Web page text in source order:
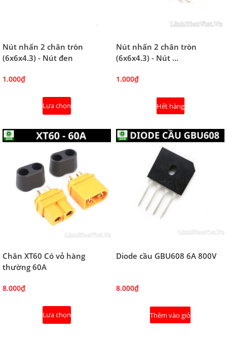
Nút nhấn 2 chân tròn
(6x6x4.3) - Nút đen
1.000₫
Lựa chọn
Nút nhấn 2 chân tròn
(6x6x4.3) - Nút ...
1.000₫
Hết hàng
Chân XT60 Có vỏ hàng
thường 60A
8.000₫
Lựa chọn
Diode cầu GBU608 6A 800V
8.000₫
Thêm vào giỏ